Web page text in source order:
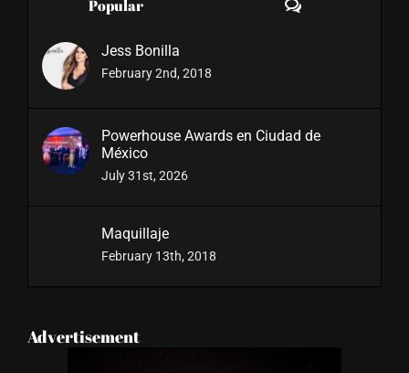
Popular Comments
Jess Bonilla
February 2nd, 2018
Powerhouse Awards en Ciudad de
México
July 31st, 2026
Maquillaje
February 13th, 2018
Advertisement